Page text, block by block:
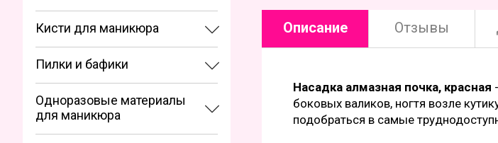
Кисти для маникюра
Пилки и бафики
Одноразовые материалы
для маникюра
Описание Отзывы
Насадка алмазная почка, красная
боковых валиков, ногтя возле
подобраться в самые